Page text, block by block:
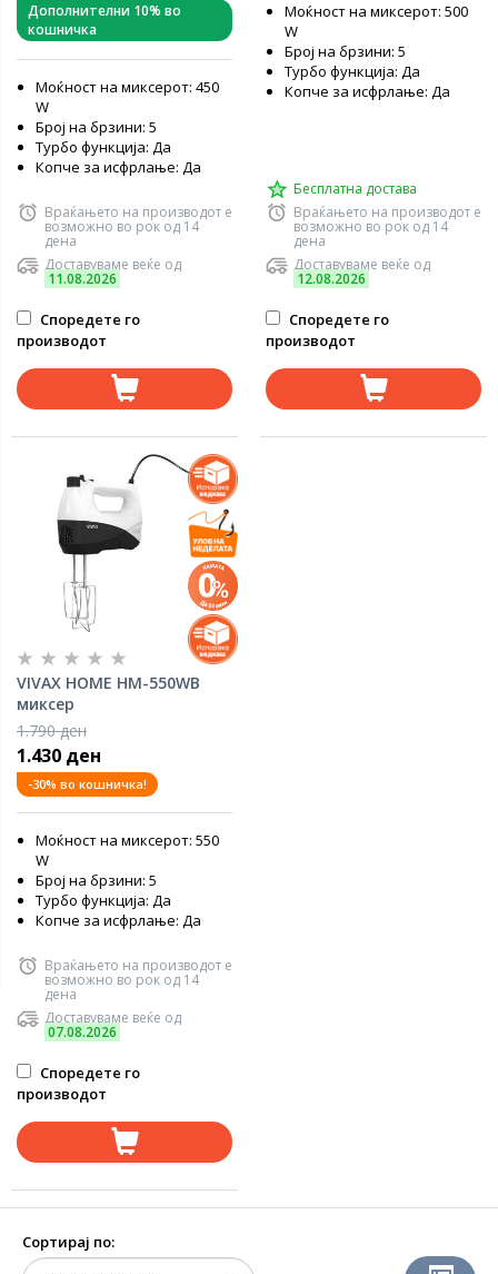
Дополнителни 10% во
кошничка
Моќност на миксерот: 450
W
Број на брзини: 5
Турбо функција: Да
Копче за исфрлање: Да
Враќањето на производот е
возможно во рок од 14
дена
Доставуваме веќе од
11.08.2026
Споредете го
производот
Моќност на миксерот: 500
W
Број на брзини: 5
Турбо функција: Да
Копче за исфрлање: Да
Бесплатна достава
Враќањето на производот е
возможно во рок од 14
дена
Доставуваме веќе од
12.08.2026
Споредете го
производот
VIVAX HOME HM-550WB
миксер
1.790 ден
1.430 ден
-30% во кошничка!
Моќност на миксерот: 550
W
Број на брзини: 5
Турбо функција: Да
Копче за исфрлање: Да
Враќањето на производот е
возможно во рок од 14
дена
Доставуваме веќе од
07.08.2026
Споредете го
производот
Сортирај по: